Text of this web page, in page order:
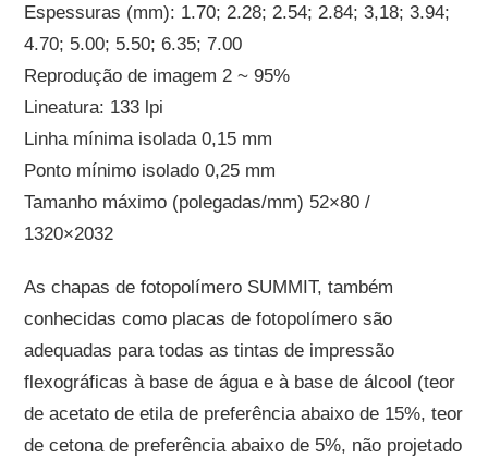
Espessuras (mm): 1.70; 2.28; 2.54; 2.84; 3,18; 3.94;
4.70; 5.00; 5.50; 6.35; 7.00
Reprodução de imagem 2 ~ 95%
Lineatura: 133 lpi
Linha mínima isolada 0,15 mm
Ponto mínimo isolado 0,25 mm
Tamanho máximo (polegadas/mm) 52×80 /
1320×2032
As chapas de fotopolímero SUMMIT, também
conhecidas como placas de fotopolímero são
adequadas para todas as tintas de impressão
flexográficas à base de água e à base de álcool (teor
de acetato de etila de preferência abaixo de 15%, teor
de cetona de preferência abaixo de 5%, não projetado